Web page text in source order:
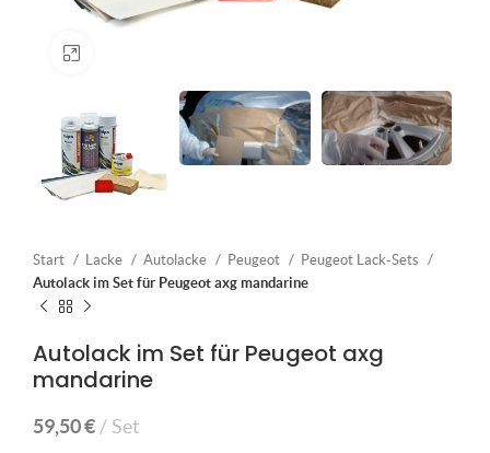
Start Lacke Autolacke Peugeot
Peugeot Lack-Sets
Autolack im Set für Peugeot axg mandarine
Autolack im Set für Peugeot axg
mandarine
59,50€ Set